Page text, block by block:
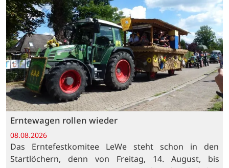
Erntewagen rollen wieder
08.08.2026
Das Erntefestkomitee LeWe steht schon in den
Startlöchern, denn von Freitag, 14. August, bis